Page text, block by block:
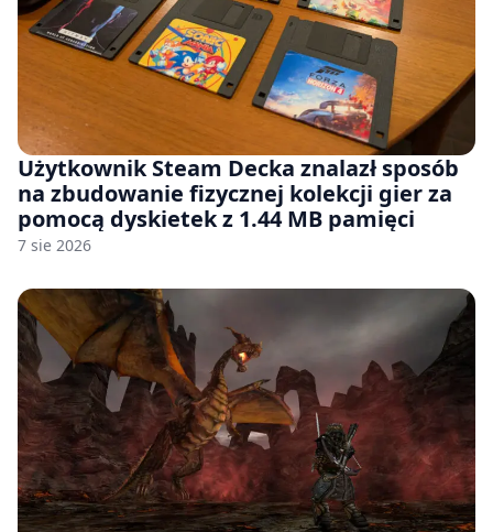
Użytkownik Steam Decka znalazł sposób
na zbudowanie fizycznej kolekcji gier za
pomocą dyskietek z 1.44 MB pamięci
7 sie 2026